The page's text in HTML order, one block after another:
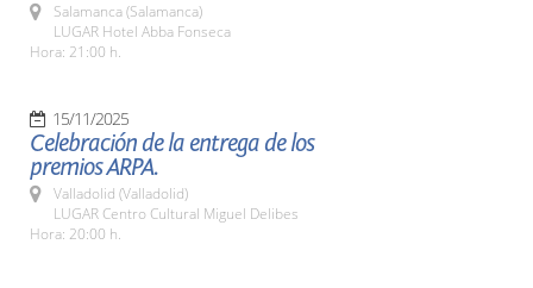
Salamanca (Salamanca)
LUGAR Hotel Abba Fonseca
Hora: 21:00 h.
15/11/2025
Celebración de la entrega de los
premios ARPA.
Valladolid (Valladolid)
LUGAR Centro Cultural Miguel Delibes
Hora: 20:00 h.